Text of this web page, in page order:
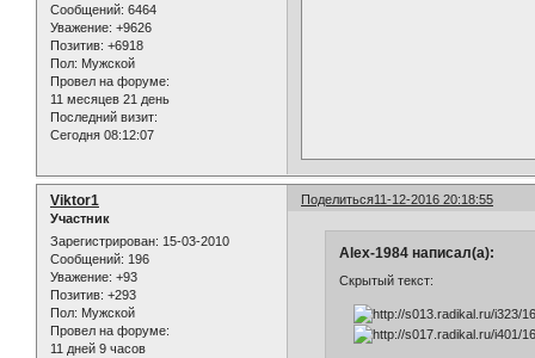
Сообщений: 6464
Уважение: +9626
Позитив: +6918
Пол: Мужской
Провел на форуме:
11 месяцев 21 день
Последний визит:
Сегодня 08:12:07
Поделиться11-12-2016 20:18:55
Viktor1
Участник
Зарегистрирован: 15-03-2010
Сообщений: 196
Уважение: +93
Позитив: +293
Пол: Мужской
Провел на форуме:
11 дней 9 часов
Alex-1984 написал(а):
Скрытый текст: